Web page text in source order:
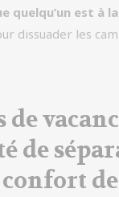
quelqu’un est à
dissuader les
de
de